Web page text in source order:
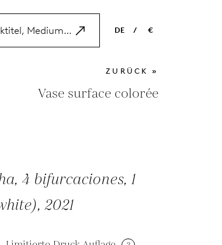
DE
NL
ES
/ €
EUR
GBP
ZURÜCK »
Vase surface colorée
4 bifurcaciones, 1
2021